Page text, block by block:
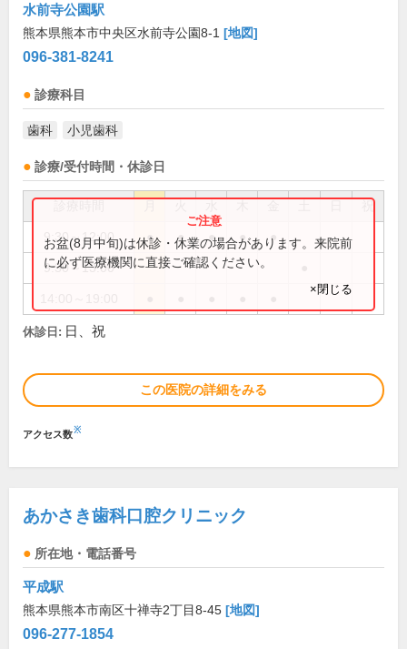
水前寺公園駅
熊本県熊本市中央区水前寺公園8-1 [地図]
096-381-8241
診療科目
歯科 小児歯科
診療/受付時間・休診日
祝
9:30～12:00 ● ● ● ● ●
9:30～13:00
お盆(8月中旬)は休診・休業の場合があります。来院前
に必ず医療機関に直接ご確認ください。
×閉じる
休診日: 日、祝
この医院の詳細をみる
アクセス数※
あかさき歯科口腔クリニック
所在地・電話番号
平成駅
熊本県熊本市南区十禅寺2丁目8-45 [地図]
096-277-1854